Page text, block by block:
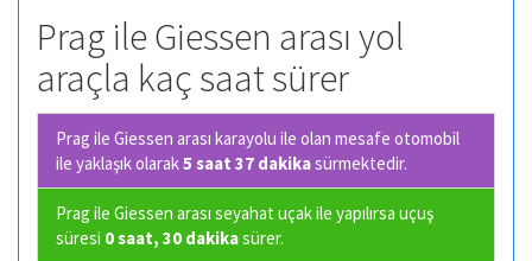
Prag ile Giessen arası yol
araçla kaç saat sürer
Prag ile Giessen arası karayolu ile olan mesafe otomobil
ile yaklaşık olarak5 saat 37 dakikasürmektedir.
Prag ile Giessen arası seyahat uçak ile yapılırsa uçuş
süresi 0 saat, 30 dakikasürer.